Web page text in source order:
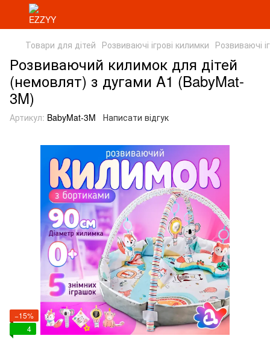
Товари для дітей Розвиваючі ігрові килимки Розвиваючі
Розвиваючий килимок для дітей
(немовлят) з дугами A1 (BabyMat-
3M)
Артикул: BabyMat-3M Написати відгук
−15%
4